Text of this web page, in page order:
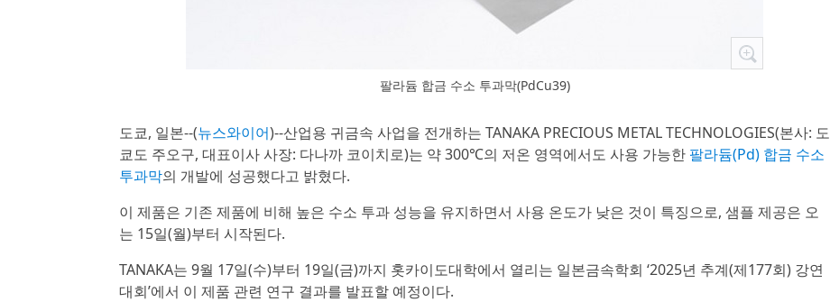
팔라듐 합금 수소 투과막(PdCu39)
도쿄, 일본--(뉴스와이어)--산업용 귀금속 사업을 전개하는 TANAKA PRECIOUS METAL TECHNOLOGIES(본사: 도
쿄도 주오구, 대표이사 사장: 다나까 코이치로)는 약 300℃의 저온 영역에서도 사용 가능한 팔라듐(Pd) 합금 수소
투과막의 개발에 성공했다고 밝혔다.
이 제품은 기존 제품에 비해 높은 수소 투과 성능을 유지하면서 사용 온도가 낮은 것이 특징으로, 샘플 제공은 오
는 15일(월)부터 시작된다.
TANAKA는 9월 17일(수)부터 19일(금)까지 홋카이도대학에서 열리는 일본금속학회 ‘2025년 추계(제177회) 강연
대회’에서 이 제품 관련 연구 결과를 발표할 예정이다.